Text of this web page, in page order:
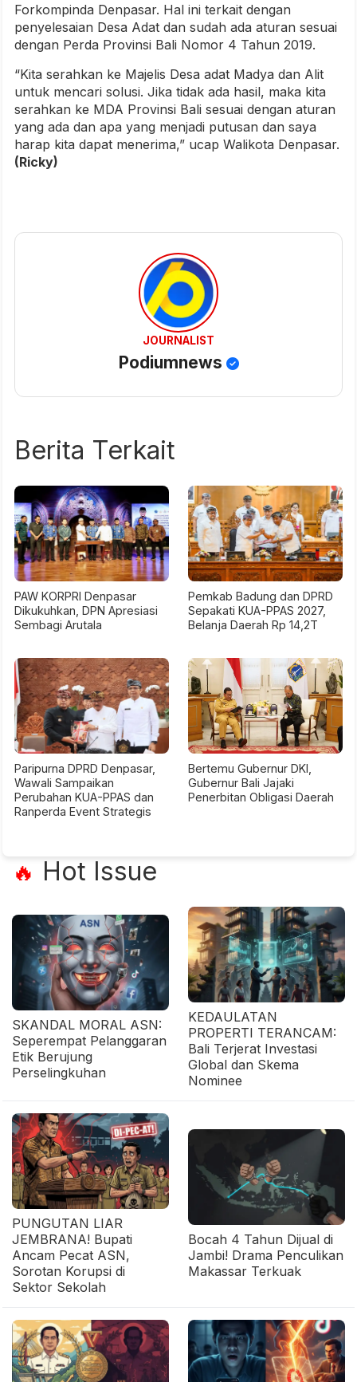
Forkompinda Denpasar. Hal ini terkait dengan
penyelesaian Desa Adat dan sudah ada aturan sesuai
dengan Perda Provinsi Bali Nomor 4 Tahun 2019.
“Kita serahkan ke Majelis Desa adat Madya dan Alit
untuk mencari solusi. Jika tidak ada hasil, maka kita
serahkan ke MDA Provinsi Bali sesuai dengan aturan
yang ada dan apa yang menjadi putusan dan saya
harap kita dapat menerima,” ucap Walikota Denpasar.
(Ricky)
JOURNALIST
Podiumnews
Berita Terkait
PAW KORPRI Denpasar
Dikukuhkan, DPN Apresiasi
Sembagi Arutala
Pemkab Badung dan DPRD
Sepakati KUA-PPAS 2027,
Belanja Daerah Rp 14,2T
Paripurna DPRD Denpasar,
Wawali Sampaikan
Perubahan KUA-PPAS dan
Ranperda Event Strategis
Bertemu Gubernur DKI,
Gubernur Bali Jajaki
Penerbitan Obligasi Daerah
🔥 Hot Issue
SKANDAL MORAL ASN:
Seperempat Pelanggaran
Etik Berujung
Perselingkuhan
KEDAULATAN
PROPERTI TERANCAM:
Bali Terjerat Investasi
Global dan Skema
Nominee
PUNGUTAN LIAR
JEMBRANA! Bupati
Ancam Pecat ASN,
Sorotan Korupsi di
Sektor Sekolah
Bocah 4 Tahun Dijual di
Jambi! Drama Penculikan
Makassar Terkuak